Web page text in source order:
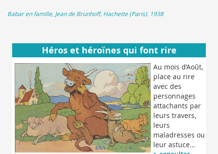
Babar en famille, Jean de Brunhoff, Hachette (Paris). 1938
Héros et héroïnes qui font rire
Au mois d’Août,
place au rire
avec des
personnages
attachants par
leurs travers,
leurs
maladresses ou
leur astuce…